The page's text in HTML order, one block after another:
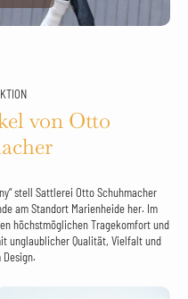
von Otto
stell Sattlerei Otto Schuhmacher
am Standort Marienheide her. Im
höchstmöglichen Tragekomfort und
unglaublicher Qualität, Vielfalt und